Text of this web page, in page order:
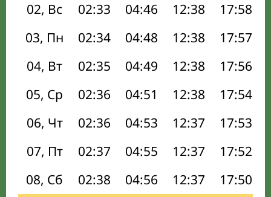
02, Вс
02:33 04:46 12:38 17:58
03, Пн
02:34 04:48 12:38 17:57
04, Вт
02:35 04:49 12:38 17:56
05, Ср
02:36 04:51 12:38 17:54
06, Чт
02:36 04:53 12:37 17:53
07, Пт
02:37 04:55 12:37 17:52
08, Сб
02:38 04:56 12:37 17:50